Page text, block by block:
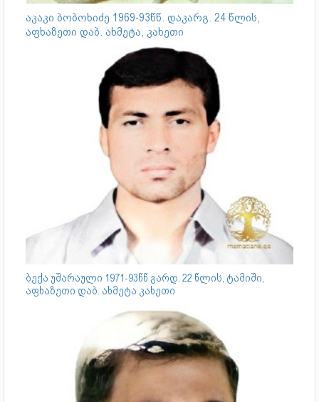
აკაკი ბობოხიძე 1969-93წწ. დაკარგ. 24 წლის,
აფხაზეთი დაბ. ახმეტა, კახეთი
ბექა უშარაული 1971-93წწ გარდ. 22 წლის, ტამიში,
აფხაზეთი დაბ. ახმეტა კახეთი